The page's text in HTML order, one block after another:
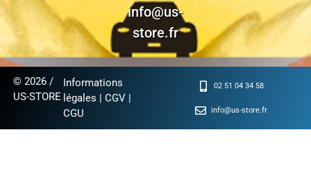
info@us-
store.fr
© 2026 /
US-STORE
Informations
légales |CGV |
CGU
02 51 04 34 58
info@us-store.fr